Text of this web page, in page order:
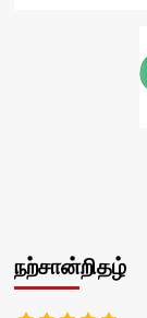
நற்சான்றிதழ்